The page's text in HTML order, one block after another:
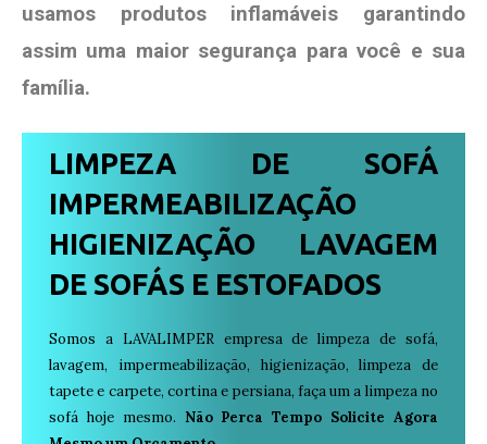
usamos produtos inflamáveis garantindo
assim uma maior segurança para você e sua
família.
LIMPEZA DE SOFÁ
IMPERMEABILIZAÇÃO
HIGIENIZAÇÃO LAVAGEM
DE SOFÁS E ESTOFADOS
Somos a LAVALIMPER empresa de limpeza de sofá,
lavagem, impermeabilização, higienização, limpeza de
tapete e carpete, cortina e persiana, faça um a limpeza no
sofá hoje mesmo. Não Perca Tempo Solicite Agora